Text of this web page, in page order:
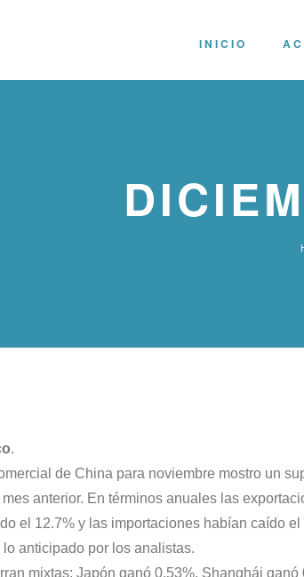
INICIO
.
de China para noviembre mostro un
anterior. En términos anuales las
el 12.7% y las importaciones habían caído
anticipado por los analistas.
mixtas; Japón ganó 0,53%, Shanghái